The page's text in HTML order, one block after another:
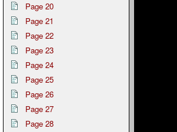
Page 20
Page 21
Page 22
Page 23
Page 24
Page 25
Page 26
Page 27
Page 28